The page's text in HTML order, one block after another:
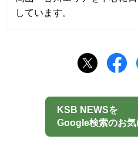
しています。
KSB NEWSを
Google検索のお